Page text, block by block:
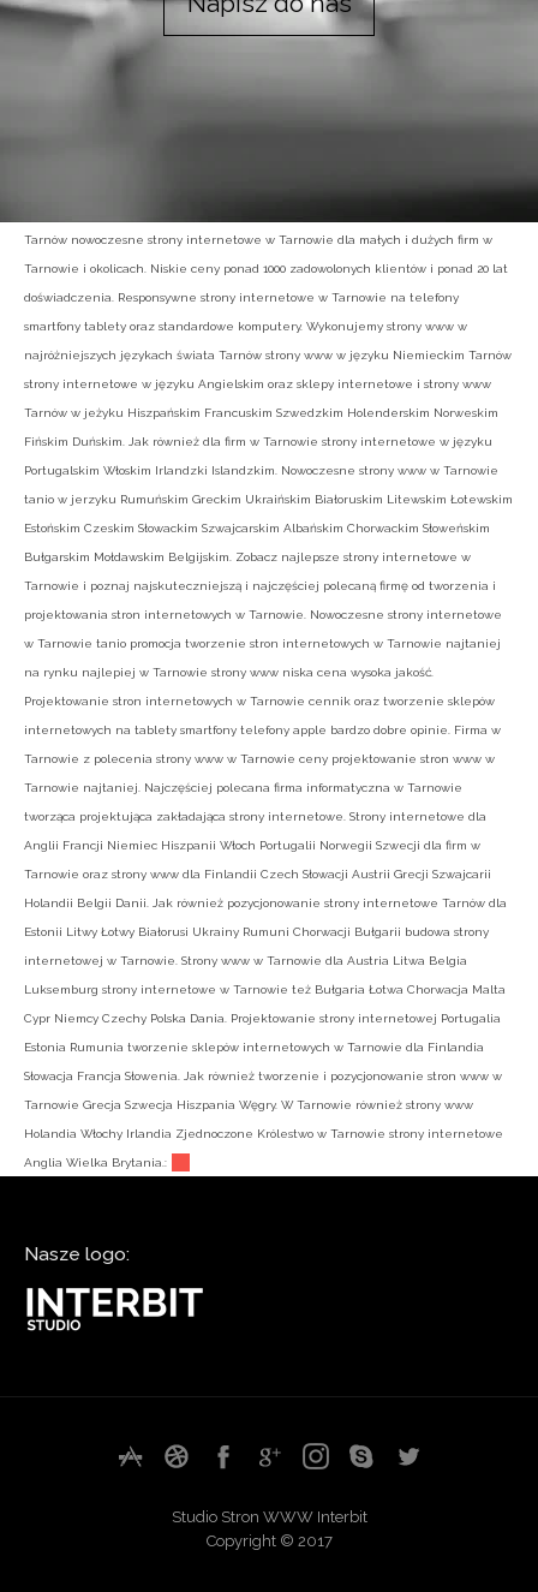
Tarnów nowoczesne strony internetowe w Tarnowie dla małych i dużych firm w
Tarnowie i okolicach. Niskie ceny ponad 1000 zadowolonych klientów i ponad 20 lat
doświadczenia. Responsywne strony internetowe w Tarnowie na telefony
smartfony tablety oraz standardowe komputery. Wykonujemy strony www w
najróżniejszych językach świata Tarnów strony www w języku Niemieckim Tarnów
strony internetowe w języku Angielskim oraz sklepy internetowe i strony www
Tarnów w jeżyku Hiszpańskim Francuskim Szwedzkim Holenderskim Norweskim
Fińskim Duńskim. Jak również dla firm w Tarnowie strony internetowe w języku
Portugalskim Włoskim Irlandzki Islandzkim. Nowoczesne strony www w Tarnowie
tanio w jerzyku Rumuńskim Greckim Ukraińskim Białoruskim Litewskim Łotewskim
Estońskim Czeskim Słowackim Szwajcarskim Albańskim Chorwackim Słoweńskim
Bułgarskim Mołdawskim Belgijskim. Zobacz najlepsze strony internetowe w
Tarnowie i poznaj najskuteczniejszą i najczęściej polecaną firmę od tworzenia i
projektowania stron internetowych w Tarnowie. Nowoczesne strony internetowe
w Tarnowie tanio promocja tworzenie stron internetowych w Tarnowie najtaniej
na rynku najlepiej w Tarnowie strony www niska cena wysoka jakość.
Projektowanie stron internetowych w Tarnowie cennik oraz tworzenie sklepów
internetowych na tablety smartfony telefony apple bardzo dobre opinie. Firma w
Tarnowie z polecenia strony www w Tarnowie ceny projektowanie stron www w
Tarnowie najtaniej. Najczęściej polecana firma informatyczna w Tarnowie
tworząca projektująca zakładająca strony internetowe. Strony internetowe dla
Anglii Francji Niemiec Hiszpanii Włoch Portugalii Norwegii Szwecji dla firm w
Tarnowie oraz strony www dla Finlandii Czech Słowacji Austrii Grecji Szwajcarii
Holandii Belgii Danii. Jak również pozycjonowanie strony internetowe Tarnów dla
Estonii Litwy Łotwy Białorusi Ukrainy Rumuni Chorwacji Bułgarii budowa strony
internetowej w Tarnowie. Strony www w Tarnowie dla Austria Litwa Belgia
Luksemburg strony internetowe w Tarnowie też Bułgaria Łotwa Chorwacja Malta
Cypr Niemcy Czechy Polska Dania. Projektowanie strony internetowej Portugalia
Estonia Rumunia tworzenie sklepów internetowych w Tarnowie dla Finlandia
Słowacja Francja Słowenia. Jak również tworzenie i pozycjonowanie stron www w
Tarnowie Grecja Szwecja Hiszpania Węgry. W Tarnowie również strony www
Holandia Włochy Irlandia Zjednoczone Królestwo w Tarnowie strony internetowe
Anglia Wielka Brytania.:
Nasze logo:
Studio Stron WWW Interbit
Copyright © 2017